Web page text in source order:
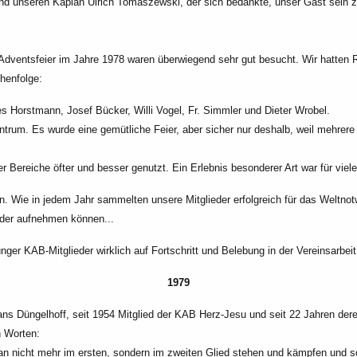
im Jahre 1978 waren überwiegend sehr gut besucht. Wir
Horstmann, Josef Bücker, Willi Vogel, Fr. Simmler und Dieter Wrobel.
Es wurde eine gemütliche Feier, aber sicher nur deshalb, weil
Bereiche öfter und besser genutzt. Ein Erlebnis besonderer Art war für
Wie in jedem Jahr sammelten unsere Mitglieder erfolgreich für das
aufnehmen können...
KAB-Mitglieder wirklich auf Fortschritt und Belebung in der
1979
Düngelhoff, seit 1954 Mitglied der KAB Herz-Jesu und seit 22 Jahren
Worten:
nicht mehr im ersten, sondern im zweiten Glied stehen und kämpfen und